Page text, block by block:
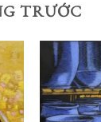
TRƯỚC